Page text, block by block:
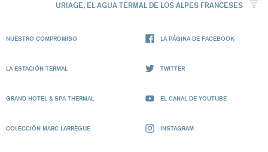
URIAGE, EL AGUA TERMAL DE LOS ALPES FRANCESES
NUESTRO COMPROMISO
LA ESTACIÓN TERMAL
GRAND HOTEL & SPA THERMAL
COLECCIÓN MARC LARRÈGUE
LA PÁGINA DE FACEBOOK
TWITTER
EL CANAL DE YOUTUBE
INSTAGRAM